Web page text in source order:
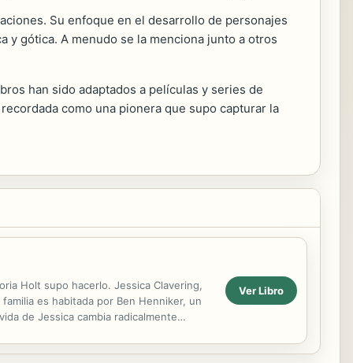
Su enfoque en el desarrollo de personajes
y gótica. A menudo se la menciona junto a otros
han sido adaptados a películas y series de
como una pionera que supo capturar la
Holt supo hacerlo. Jessica Clavering,
es habitada por Ben Henniker, un
de Jessica cambia radicalmente
Ver Libro